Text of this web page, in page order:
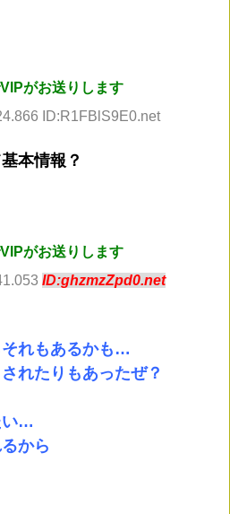
がお送りします
ID:R1FBlS9E0.net
本情報？
がお送りします
ID:ghzmzZpd0.net
それもあるかも…
れたりもあったぜ？
い…
から